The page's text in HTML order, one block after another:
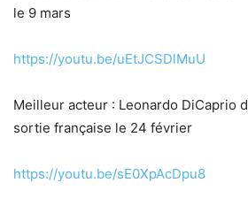
le 9 mars
https://youtu.be/uEtJCSDlMuU
Meilleur acteur : Leonardo DiCaprio
sortie française le 24 février
https://youtu.be/sE0XpAcDpu8